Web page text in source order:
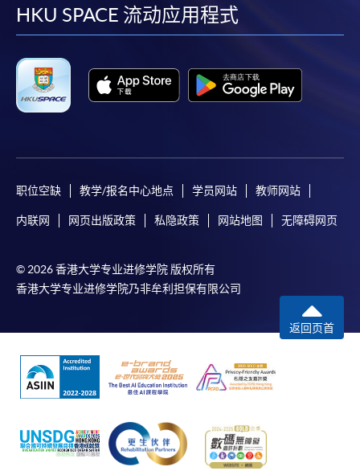
facebook
youtube
linkedin
HKU SPACE 流动应用程式
职位空缺 教学/报名中心地点 学员网站 教师网站
内联网 网页出版政策 私隐政策 网站地图 无障碍网页
© 2026 香港大学专业进修学院 版权所有
香港大学专业进修学院乃非牟利担保有限公司
返回页首